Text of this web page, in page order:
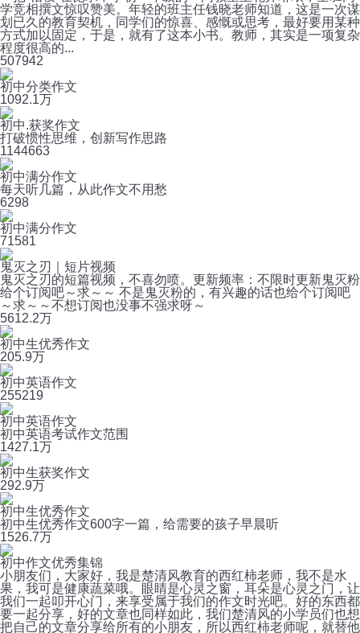
学竞相撰文惊叹赞美。年轻的班主任钱晓老师知道，这是一次谋
划已久的教育契机，同学们的惊喜、感慨或思考，最好要用某种
方式加以固定，于是，就有了这本小书。教师，其实是一项复杂
程度很高的...
507942
初中分类作文
1092.1万
初中.获奖作文
打破惯性思维，创新写作思路
1144663
初中满分作文
每天听几篇，从此作文不用愁
6298
初中满分作文
71581
鬼灭之刃｜短片视频
鬼灭之刃的短篇视频，不喜勿喷。更新频率：不限时更新鬼灭粉
给个订阅吧～求～～ 不是鬼灭粉的，有兴趣的话也给个订阅吧
～求～～不想订阅也没事不强求呀～
5612.2万
初中生优秀作文
205.9万
初中英语作文
255219
初中英语作文
初中英语考试作文范围
1427.1万
初中生获奖作文
292.9万
初中生优秀作文
初中生优秀作文600字一篇，给需要的孩子早晨听
1526.7万
初中作文优秀集锦
小朋友们，大家好，我是楚清风教育的西红柿老师，我不是水
果，我可是健康蔬菜哦。眼睛是心灵之窗，耳朵是心灵之门，让
我们一起叩开心门，来享受属于我们的作文时光吧。好的东西都
要一起分享，好的文章也同样如此，我们楚清风的小学员们也想
把自己的文章分享给所有的小朋友，所以西红柿老师呢，就替他